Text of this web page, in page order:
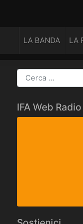
LA BANDA LA
IFA Web Radio